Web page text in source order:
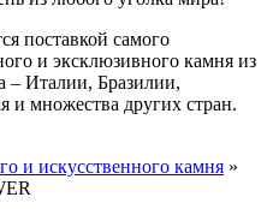
поставкой самого
и эксклюзивного камня из
– Италии, Бразилии,
множества других стран.
и искусственного камня »